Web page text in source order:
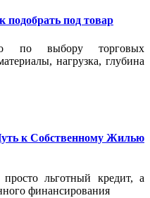
под товар
по выбору торговых
нагрузка, глубина
к Собственному Жилью
льготный кредит, а
финансирования